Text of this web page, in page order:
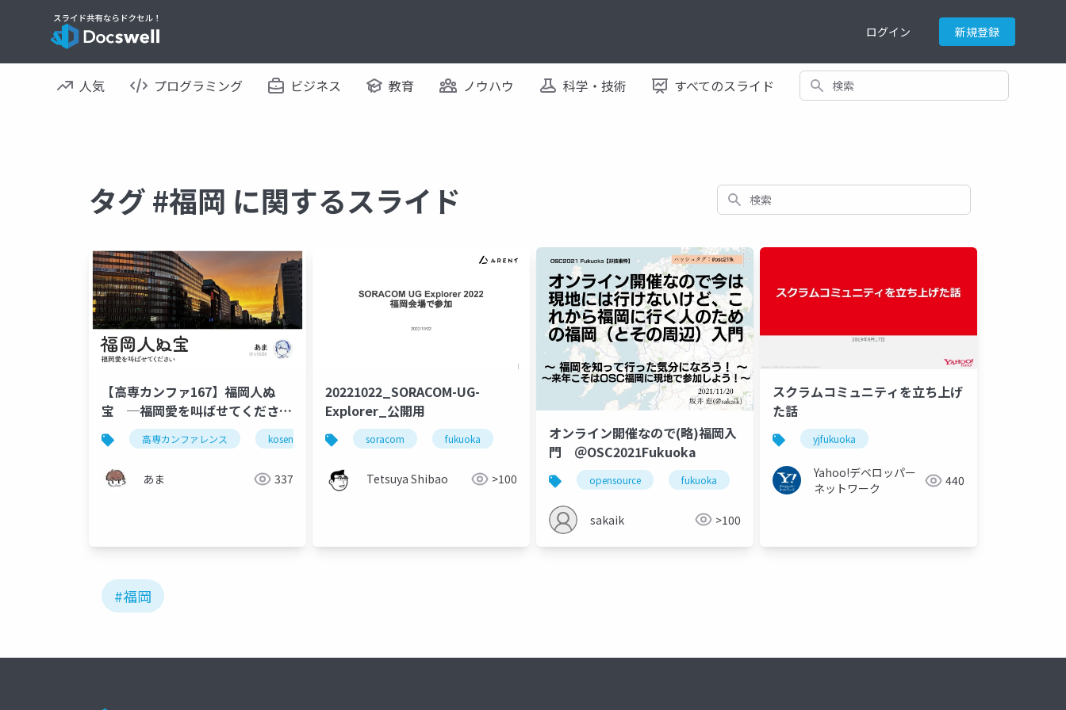
ログイン 新規登録
人気 プログラミング ビジネス 教育 ノウハウ 科学・技術 すべてのスライド 検索
タグ #福岡 に関するスライド 検索
【高専カンファ167】福岡人ぬ
宝 ─福岡愛を叫ばせてください
─
高専カンファレンス kosenconf167okinawa 福岡
あま 337
20221022_SORACOM-UG-
Explorer_公開用
soracom fukuoka
Tetsuya Shibao >100
オンライン開催なので(略)福岡入
門 ＠OSC2021Fukuoka
opensource fukuoka オープンソース 福岡
sakaik >100
スクラムコミュニティを立ち上げ
た話
yjfukuoka
Yahoo!デベロッパー
ネットワーク
440
#福岡